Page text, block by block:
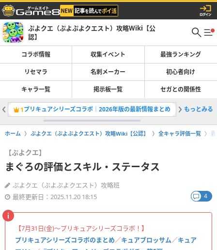
ぷよクエ（ぷよぷよクエスト）攻略Wiki【公
認】
コラボ情報 収集イベント 最強ランキング
リセマラ 名刺メーカー 初心者向け
キャラ一覧 掲示板一覧 セガとの関係性
1プリキュアシリーズコラボ｜2026年版の最新情報まとめ 2最強キ
もっとみる
ホーム ぷよクエ（ぷよぷよクエスト）攻略Wiki【公認】 全キャラ評価一覧
【ぷよクエ】
まぐろの評価とスキル・ステータス
ぷよクエ（ぷよぷよクエスト）攻略班
最終更新日：2025.11.20 18:15
4
【7月31日(金)〜プリキュアシリーズコラボ！】
プリキュアシリーズコラボのまとめ／キュアブロッサム／キュア